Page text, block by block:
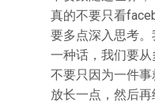
真的不要只看
要多点深入思考
一种话，我们要
不要只因为一件
放长一点，然后